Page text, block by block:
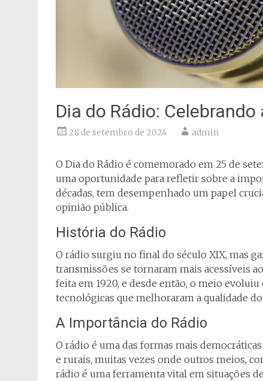
Dia do Rádio:
28 de setembro de 2024 admin
O Dia do Rádio é comemorado em 25 de
uma oportunidade para refletir sobre a
décadas, tem desempenhado um papel
opinião pública.
História do Rádio
O rádio surgiu no final do século XIX, mas
transmissões se tornaram mais acessíveis
feita em 1920, e desde então, o meio
tecnológicas que melhoraram a qualidade
A Importância do Rádio
O rádio é uma das formas mais
e rurais, muitas vezes onde outros meios,
rádio é uma ferramenta vital em situações